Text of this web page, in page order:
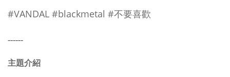
#VANDAL #blackmetal #不要喜歡
------
主題介紹